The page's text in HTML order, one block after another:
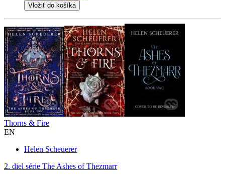
Vložiť do košíka
Thorns & Fire
EN
Helen Scheuerer
2. diel série The Ashes of Thezmarr